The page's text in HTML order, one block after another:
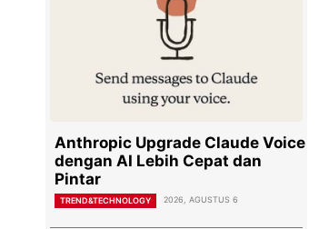
Anthropic Upgrade Claude Voice
dengan AI Lebih Cepat dan
Pintar
TREND&TECHNOLOGY 2026, AGUSTUS 6